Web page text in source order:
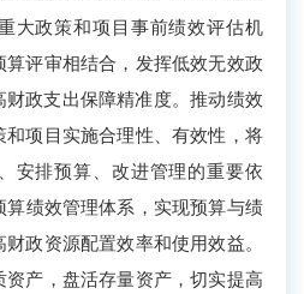
大政策和项目事前绩效评估机
评审相结合，发挥低效无效政
财政支出保障精准度。推动绩效
项目实施合理性、有效性，将
安排预算、改进管理的重要依
算绩效管理体系， 实现预算与绩
政资源配置效率和使用效益。
产，盘活存量资产，切实提高